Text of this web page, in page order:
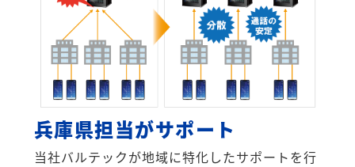
兵庫県担当がサポート
当社バルテックが地域に特化したサポートを行